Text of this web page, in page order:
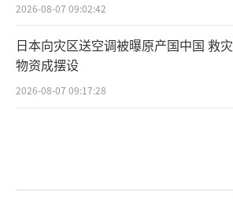
2026-08-07 09:02:42
日本向灾区送空调被曝原产国中国 救灾
物资成摆设
2026-08-07 09:17:28